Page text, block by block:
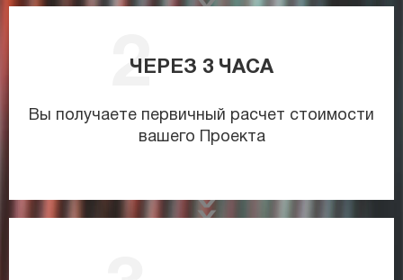
ЧЕРЕЗ 3 ЧАСА
Вы получаете первичный расчет стоимости
вашего Проекта